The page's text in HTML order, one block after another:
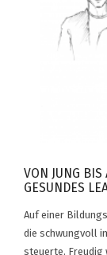
VON JUNG BIS
GESUNDES
Auf einer
die schwungvoll
steuerte. Freudig